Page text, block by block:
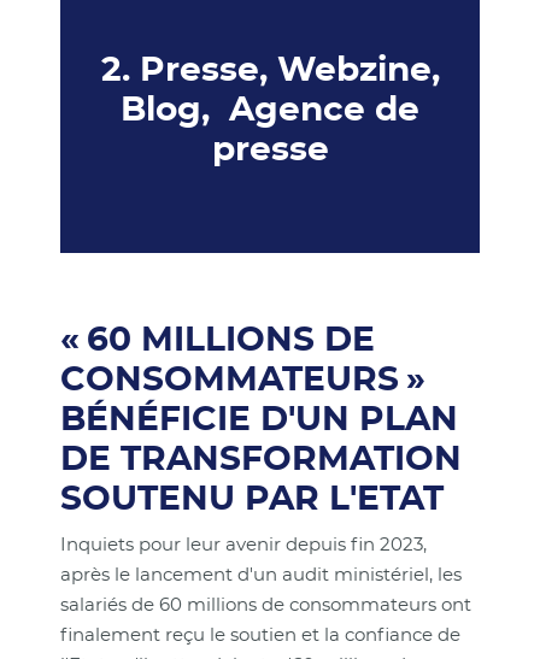
2. Presse, Webzine,
Blog, Agence de
presse
« 60 MILLIONS DE
CONSOMMATEURS »
BÉNÉFICIE D'UN PLAN
DE TRANSFORMATION
SOUTENU PAR L'ETAT
Inquiets pour leur avenir depuis fin 2023,
après le lancement d'un audit ministériel, les
salariés de 60 millions de consommateurs ont
finalement reçu le soutien et la confiance de